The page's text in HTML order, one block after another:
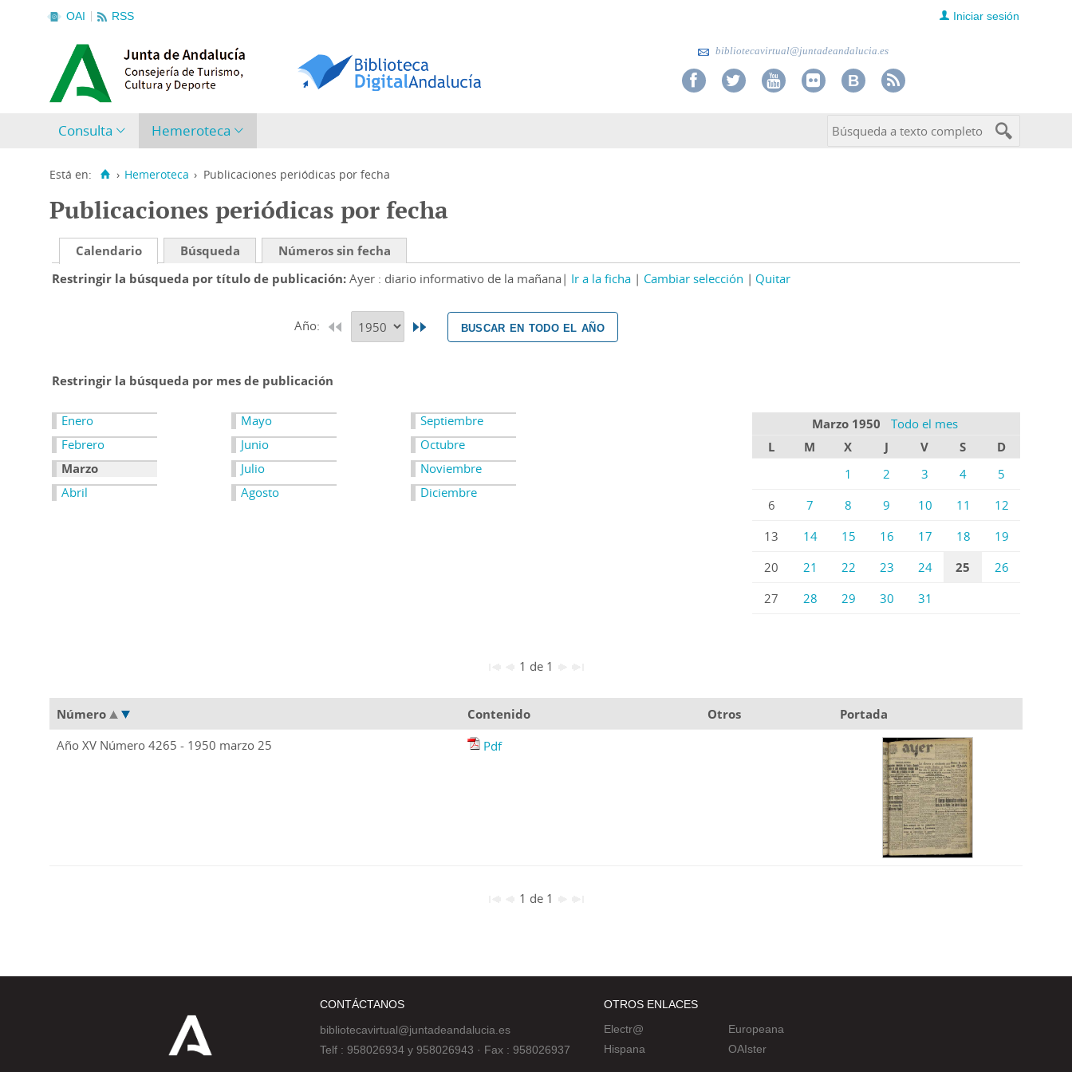
OAI RSS Iniciar sesión
bibliotecavirtual@juntadeandalucia.es
Consulta Hemeroteca
Está en: › Hemeroteca › Publicaciones periódicas por fecha
Publicaciones periódicas por fecha
Calendario Búsqueda
Números sin fecha
Restringir la búsqueda por título de publicación Ayer : diario informativo de la mañana Ir a la ficha Cambiar selección Quitar
Año: buscar en todo el año
Restringir la búsqueda por mes de publicación
Enero
Febrero
Marzo
Abril
Mayo
Junio
Julio
Agosto
Septiembre
Octubre
Noviembre
Diciembre
Marzo 1950
Todo el mes
L
M X J V S
D
1
2 3 4
5
6
7 8 9 10 11
12
13
14 15 16 17 18
19
20
21 22 23 24 25
26
27
28 29 30 31
1 de 1
Número Contenido Otros
Portada
Año XV Número 4265 - 1950 marzo 25
Pdf
1 de 1
CONTÁCTANOS
bibliotecavirtual@juntadeandalucia.es
Telf : 958026934 y 958026943 · Fax : 958026937
OTROS ENLACES
Electr@
Hispana
Europeana
OAIster